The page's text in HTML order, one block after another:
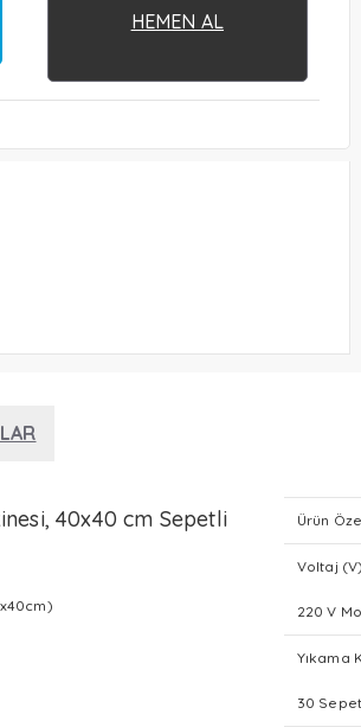
HEMEN AL
40x40 cm Sepetli Ürün
Voltaj (V)
220 V
Yıkama
30